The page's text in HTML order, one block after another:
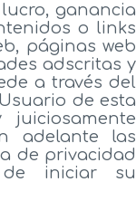
ganancia
o links
páginas web
adscritas y
a través del
de esta
adelante las
de privacidad
iniciar su